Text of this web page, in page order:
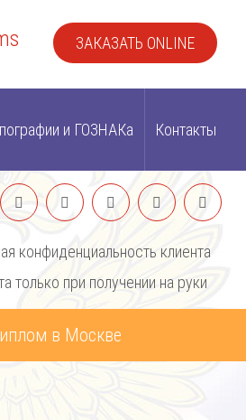
ЗАКАЗАТЬ ONLINE
и ГОЗНАКа Контакты
конфиденциальность клиента
только при получении на руки
в Москве